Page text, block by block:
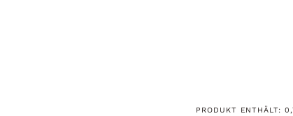
PRODUKT ENTHÄLT: